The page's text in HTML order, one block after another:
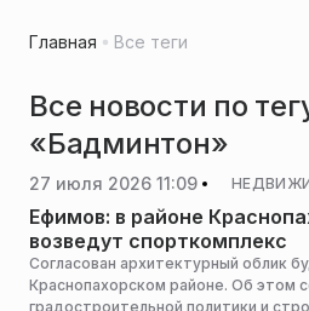
Главная Все теги
Все новости по
«Бадминтон»
27 июля 2026 11:09
Ефимов: в районе
возведут спорткомплекс
Согласован архитектурный облик
Краснопахорском районе. Об этом
градостроительной политики и